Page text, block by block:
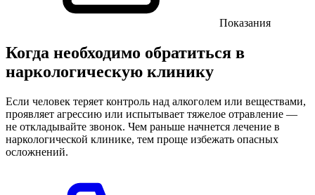
Показания
Когда необходимо обратиться в
наркологическую клинику
Если человек теряет контроль над алкоголем или веществами,
проявляет агрессию или испытывает тяжелое отравление —
не откладывайте звонок. Чем раньше начнется лечение в
наркологической клинике, тем проще избежать опасных
осложнений.